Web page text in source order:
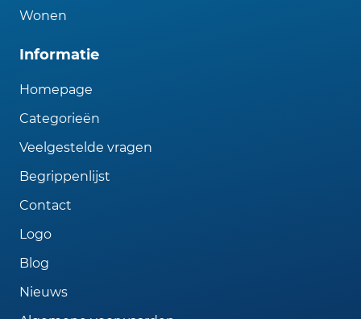
Wonen
Informatie
Homepage
Categorieën
Veelgestelde vragen
Begrippenlijst
Contact
Logo
Blog
Nieuws